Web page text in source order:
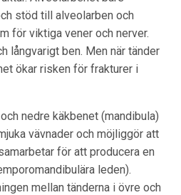
stöd till alveolarben och
för viktiga vener och nerver.
långvarigt ben. Men när tänder
ökar risken för frakturer i
nedre käkbenet (mandibula)
vävnader och möjliggör att
för att producera en
leden).
mellan tänderna i övre och